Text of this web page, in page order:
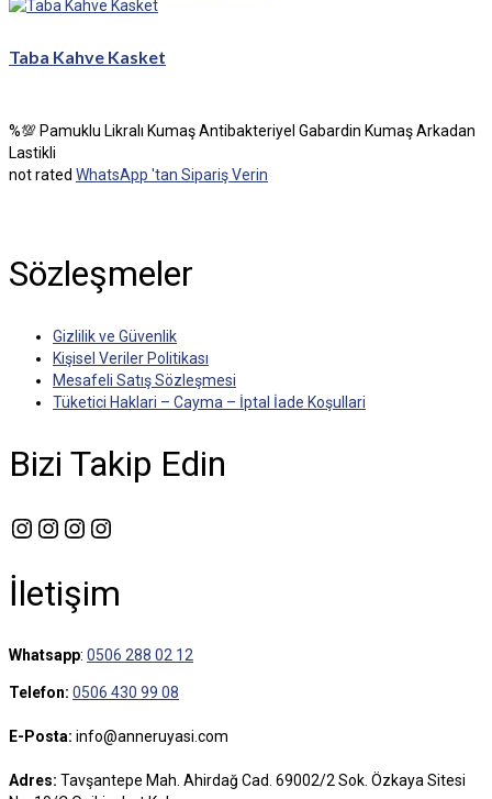
Taba Kahve Kasket
%💯 Pamuklu Likralı Kumaş Antibakteriyel Gabardin Kumaş Arkadan
Lastikli
not rated WhatsApp 'tan Sipariş Verin
Sözleşmeler
Gizlilik ve Güvenlik
Kişisel Veriler Politikası
Mesafeli Satış Sözleşmesi
Tüketici Haklari – Cayma – İptal İade Koşullari
Bizi Takip Edin
Instagram
Instagram
Instagram
Instagram
İletişim
Whatsapp: 0506 288 02 12
Telefon: 0506 430 99 08
E-Posta: info@anneruyasi.com
Adres: Tavşantepe Mah. Ahirdağ Cad. 69002/2 Sok. Özkaya Sitesi